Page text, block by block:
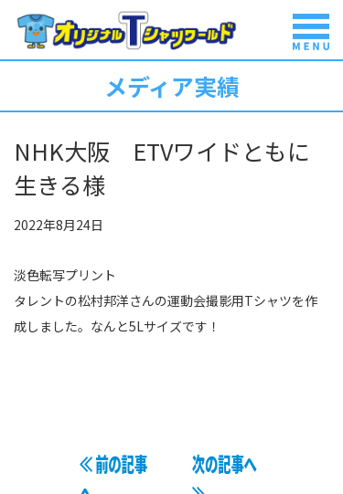
商品一覧
はじめて ご利用の方
料金表
豊富な実績
お店の場所
メディア実績
NHK大阪 ETVワイドともに
生きる様
2022年8月24日
淡色転写プリント
タレントの松村邦洋さんの運動会撮影用Tシャツを作
成しました。なんと5Lサイズです！
≪ 前の記事
次の記事へ